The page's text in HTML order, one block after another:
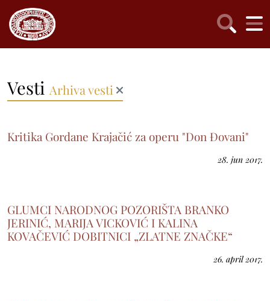
Vesti Arhiva vesti
Kritika Gordane Krajačić za operu "Don Đovani"
28. jun 2017.
GLUMCI NARODNOG POZORIŠTA BRANKO
JERINIĆ, MARIJA VICKOVIĆ I KALINA
KOVAČEVIĆ DOBITNICI „ZLATNE ZNAČKE“
26. april 2017.